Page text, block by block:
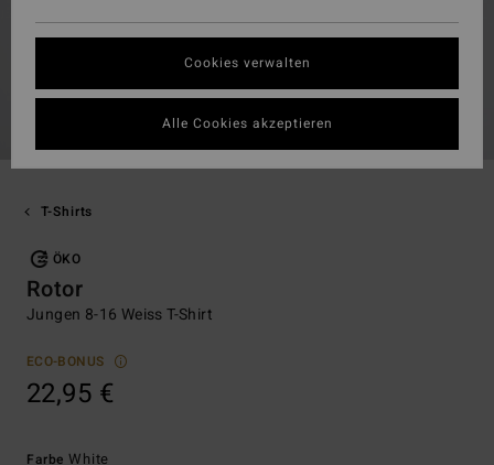
T-Shirts
ÖKO
Rotor
Jungen 8-16 Weiss T-Shirt
ECO-BONUS
22,95 €
FarbeWhite
Cookies verwalten
Alle Cookies akzeptieren